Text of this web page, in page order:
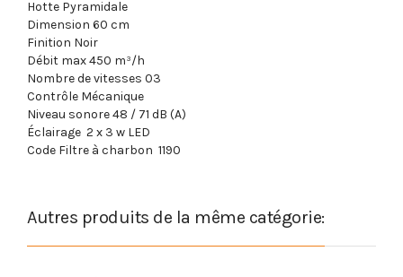
Hotte Pyramidale
Dimension 60 cm
Finition Noir
Débit max 450 m³/h
Nombre de vitesses 03
Contrôle Mécanique
Niveau sonore 48 / 71 dB (A)
Éclairage 2 x 3 w LED
Code Filtre à charbon 1190
Autres produits de la même catégorie: